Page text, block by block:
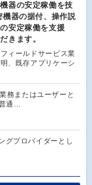
器の安定稼働を技
器の据付、操作説
安定稼働を支援
きます。
ィールドサービス業
、既存アプリケーシ
務またはユーザーと
通…
グプロバイダーとし